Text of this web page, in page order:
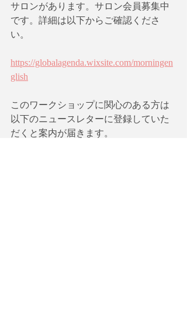
サロンがあります。サロン会員募集中
です。詳細は以下からご確認くださ
い。
https://globalagenda.wixsite.com/morningen
glish
このワークショップに関心のある方は
以下のニュースレターに登録していた
だくと案内が届きます。